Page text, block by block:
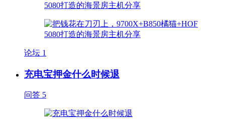
论坛 1
充电宝押金什么时候退
问答 5